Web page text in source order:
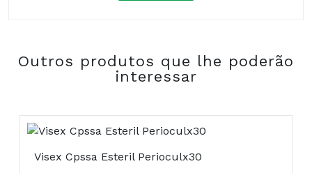
COMPRAR
Outros produtos que lhe poderão
interessar
Visex Cpssa Esteril Perioculx30